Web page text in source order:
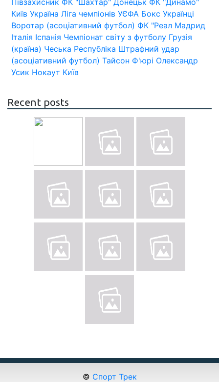
Київ Україна Ліга чемпіонів УЄФА Бокс Українці
Воротар (асоціативний футбол) ФК "Реал Мадрид
Італія Іспанія Чемпіонат світу з футболу Грузія
(країна) Чеська Республіка Штрафний удар
(асоціативний футбол) Тайсон Ф'юрі Олександр
Усик Нокаут Київ
Recent posts
© Спорт Трек